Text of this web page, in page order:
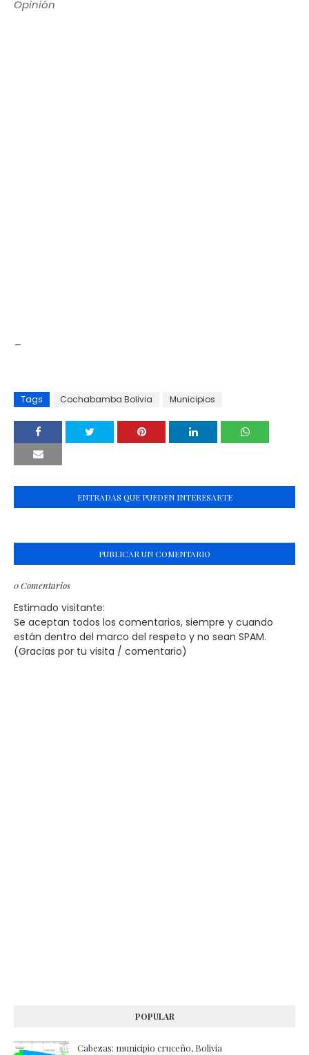
Opinión
Tags Cochabamba Bolivia Municipios
ENTRADAS QUE PUEDEN INTERESARTE
PUBLICAR UN COMENTARIO
0 Comentarios
Estimado visitante:
Se aceptan todos los comentarios, siempre y cuando
están dentro del marco del respeto y no sean SPAM.
(Gracias por tu visita / comentario)
POPULAR
Cabezas: municipio cruceño, Bolivia